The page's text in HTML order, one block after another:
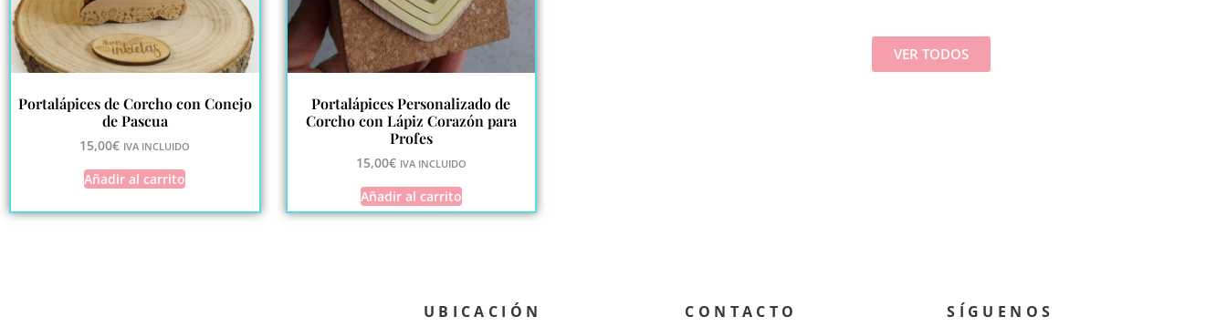
Portalápices de Corcho con Conejo
de Pascua
15,00€ IVA INCLUIDO
Añadir al carrito
Portalápices Personalizado de
Corcho con Lápiz Corazón para
Profes
15,00€ IVA INCLUIDO
Añadir al carrito
VER TODOS
UBICACIÓN CONTACTO SÍGUENOS